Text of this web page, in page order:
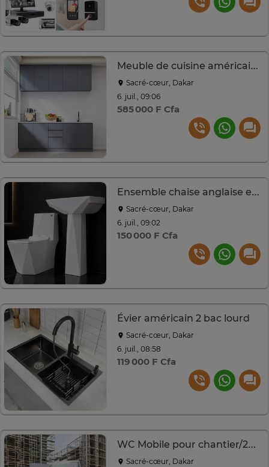
Meuble de cuisine américaine+Évier et Robinet
Sacré-cœur, Dakar
6. juil., 09:06
585 000 F Cfa
Ensemble chaise anglaise et Lavabo complet
Sacré-cœur, Dakar
6. juil., 09:02
150 000 F Cfa
Évier américain 2 bac lourd
Sacré-cœur, Dakar
6. juil., 08:58
119 000 F Cfa
WC Mobile pour chantier/233litres
Sacré-cœur, Dakar